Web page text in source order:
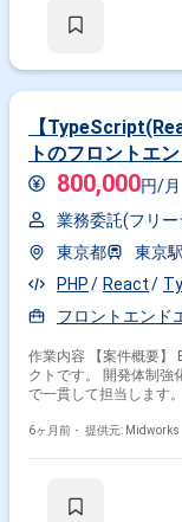
【
トのフロントエ
800,000円/月
業務委託(フリー
東京都
東京駅
PHP
React
フロントエンド
作業内容 【案件概要】 BtoB向け旅行外車専用予約サイトの開発プロジェ
クトです。 開発体制強化を目的とした増員案件で、要件定義からテストま
で一貫して担当します。 フロントエンドはTypeScript（React）、バック
はPostgreSQL、インフ
6ヶ月前・ 提供元: Midworks